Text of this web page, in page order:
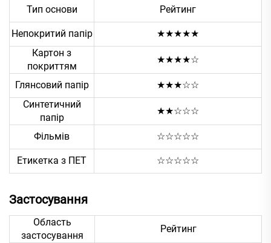
Тип основи Рейтинг
Непокритий папір
★★★★★
Картон з
покриттям
★★★★☆
Глянсовий папір
★★★☆☆
Синтетичний
папір
★★☆☆☆
Фільмів ☆☆☆☆☆
Етикетка з ПЕТ ☆☆☆☆☆
Застосування
Область
застосування
Рейтинг